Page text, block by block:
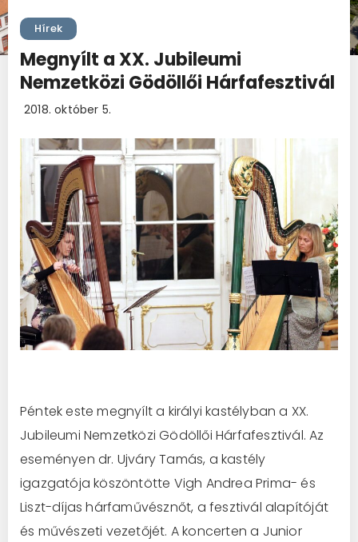
Hírek
Megnyílt a XX. Jubileumi
Nemzetközi Gödöllői Hárfafesztivál
2018. október 5.
Péntek este megnyílt a királyi kastélyban a XX.
Jubileumi Nemzetközi Gödöllői Hárfafesztivál. Az
eseményen dr. Ujváry Tamás, a kastély
igazgatója köszöntötte Vigh Andrea Prima- és
Liszt-díjas hárfaművésznőt, a fesztivál alapítóját
és művészeti vezetőjét. A koncerten a Junior